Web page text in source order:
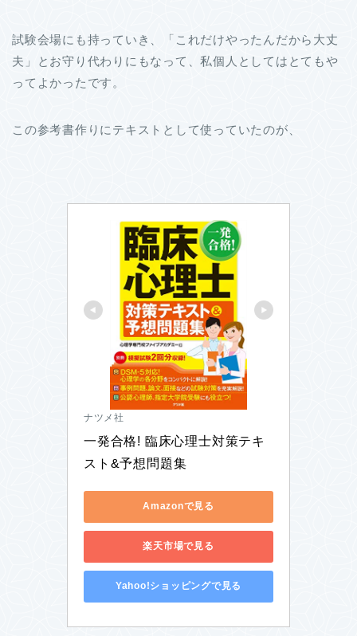
試験会場にも持っていき、「これだけやったんだから大丈
夫」とお守り代わりにもなって、私個人としてはとてもや
ってよかったです。
この参考書作りにテキストとして使っていたのが、
ナツメ社
一発合格! 臨床心理士対策テキ
スト&予想問題集
Amazonで見る
楽天市場で見る
Yahoo!ショッピングで見る